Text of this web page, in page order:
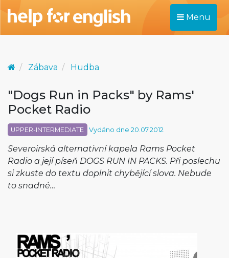
Menu
Zábava Hudba
"Dogs Run in Packs" by Rams'
Pocket Radio
UPPER-INTERMEDIATE Vydáno dne 20.07.2012
Severoirská alternativní kapela Rams Pocket
Radio a její píseň DOGS RUN IN PACKS. Při poslechu
si zkuste do textu doplnit chybějící slova. Nebude
to snadné…